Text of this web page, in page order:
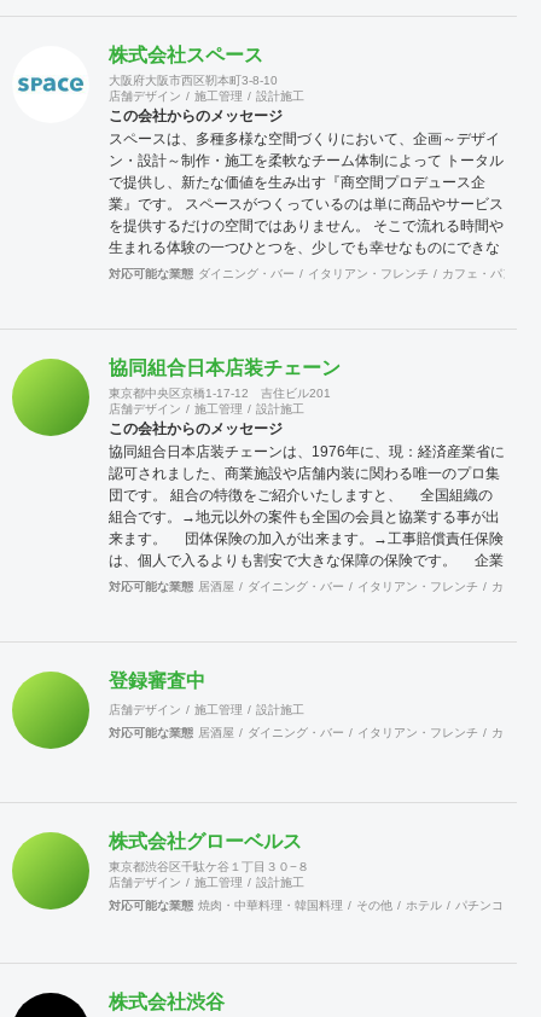
株式会社スペース
大阪府大阪市西区靭本町3-8-10
店舗デザイン
施工管理 設計施工
この会社からのメッセージ
スペースは、多種多様な空間づくりにおいて、企画～デザイ
ン・設計～制作・施工を柔軟なチーム体制によって トータル
で提供し、新たな価値を生み出す『商空間プロデュース企
業』です。 スペースがつくっているのは単に商品やサービス
を提供するだけの空間ではありません。 そこで流れる時間や
生まれる体験の一つひとつを、少しでも幸せなものにできな
いか。そのような 願いを込めて、常に人を想い、社会を見つ
対応可能な業態 ダイニング・バー イタリアン・フレンチ カフェ・パン・ケ
協同組合日本店装チェーン
東京都中央区京橋1-17-12 吉住ビル201
店舗デザイン
施工管理 設計施工
この会社からのメッセージ
協同組合日本店装チェーンは、1976年に、現：経済産業省に
認可されました、商業施設や店舗内装に関わる唯一のプロ集
団です。 組合の特徴をご紹介いたしますと、 全国組織の
組合です。→地元以外の案件も全国の会員と協業する事が出
来ます。 団体保険の加入が出来ます。→工事賠償責任保険
は、個人で入るよりも割安で大きな保障の保険です。 企業
訪問活動（クリニック）→会員企業を訪問し、その強みや仕
より新規開拓の期待が持てます。 これらのことは、全国に点
在する会員が組織的に活動しているからこそ可能となること
で、会員企業が増えれば、尚更の事です。 景気に左右されが
ちな建設業界に於いて、勝ち残るためには、会員同士の情報
交換を行いながら、組織的に活動を行う事が重要です。 ネッ
合は、全国組織の利点を生かしてますます活発に活動して行
ます。
対応可能な業態 居酒屋 ダイニング・バー イタリアン・フレンチ カフェ
登録審査中
店舗デザイン 施工管理
設計施工
対応可能な業態 居酒屋 ダイニング・バー イタリアン・フレンチ カフェ
株式会社グローベルス
東京都渋谷区千駄ケ谷１丁目３０−８
店舗デザイン
施工管理
設計施工
対応可能な業態 焼肉・中華料理・韓国料理 その他 ホテル パチンコ
株式会社渋谷